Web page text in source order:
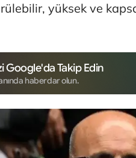
yüksek ve
Google'da Takip Edin
haberdar olun.